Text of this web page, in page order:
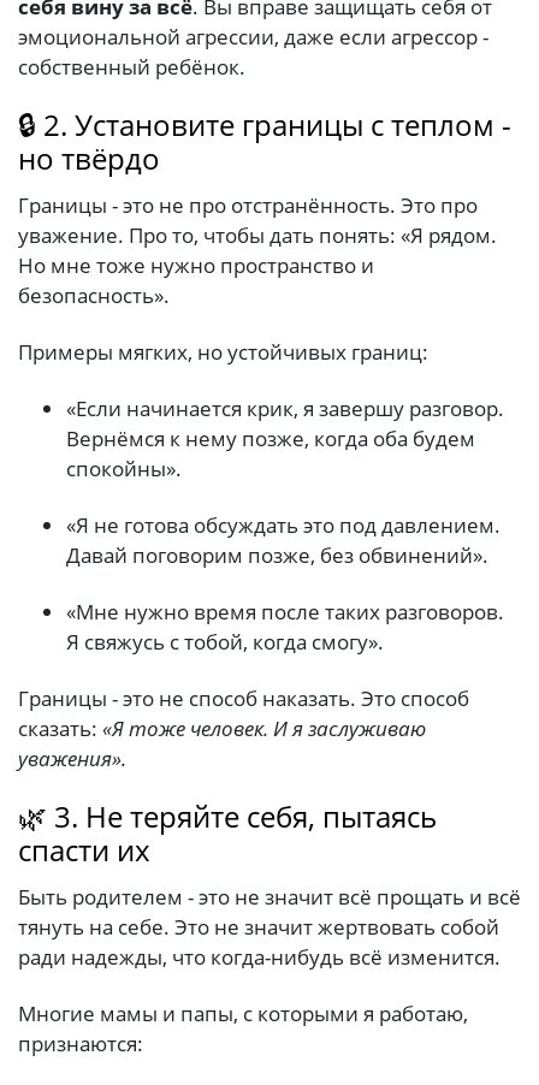
себя вину за всё. Вы вправе защищать себя от
эмоциональной агрессии, даже если агрессор -
собственный ребёнок.
🔒 2. Установите границы с теплом -
но твёрдо
Границы - это не про отстранённость. Это про
уважение. Про то, чтобы дать понять: «Я рядом.
Но мне тоже нужно пространство и
безопасность».
Примеры мягких, но устойчивых границ:
«Если начинается крик, я завершу разговор.
Вернёмся к нему позже, когда оба будем
спокойны».
«Я не готова обсуждать это под давлением.
Давай поговорим позже, без обвинений».
«Мне нужно время после таких разговоров.
Я свяжусь с тобой, когда смогу».
Границы - это не способ наказать. Это способ
сказать: «Я тоже человек. И я заслуживаю
уважения».
🌿 3. Не теряйте себя, пытаясь
спасти их
Быть родителем - это не значит всё прощать и всё
тянуть на себе. Это не значит жертвовать собой
ради надежды, что когда-нибудь всё изменится.
Многие мамы и папы, с которыми я работаю,
признаются: